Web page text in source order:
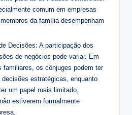
comum em empresas
da família desempenham
Decisões: A participação dos
de negócios pode variar. Em
familiares, os cônjuges podem ter
estratégicas, enquanto
um papel mais limitado,
estiverem formalmente